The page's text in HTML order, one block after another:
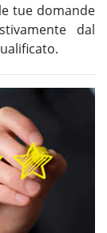
tue domande
dal